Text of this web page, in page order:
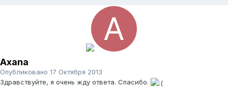
Axana
Опубликовано 17 Октября 2013
Здравствуйте, я очень жду ответа. Спасибо.